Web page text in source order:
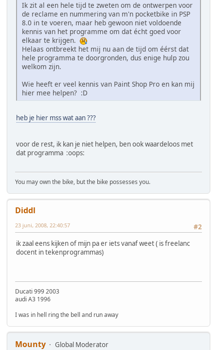
Ik zit al een hele tijd te zweten om de ontwerpen voor
de reclame en nummering van m'n pocketbike in PSP
8.0 in te voeren, maar heb gewoon niet voldoende
kennis van het programme om dat écht goed voor
elkaar te krijgen.
Helaas ontbreekt het mij nu aan de tijd om éérst dat
hele programma te doorgronden, dus enige hulp zou
welkom zijn.
Wie heeft er veel kennis van Paint Shop Pro en kan mij
hier mee helpen? :D
heb je hier mss wat aan ???
voor de rest, ik kan je niet helpen, ben ook waardeloos met
dat programma :oops:
You may own the bike, but the bike possesses you.
Diddl
#2
23 juni, 2008, 22:40:57
ik zaal eens kijken of mijn pa er iets vanaf weet ( is freelanc
docent in tekenprogrammas)
Ducati 999 2003
audi A3 1996
I was in hell ring the bell and run away
Mounty
Global Moderator